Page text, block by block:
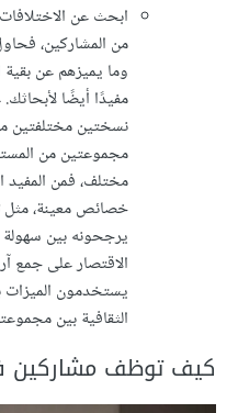
ابحث عن
من المشاركين،
وما يميزهم عن بقية
مفيدًا أيضًا
نسختين مختلفتين
مجموعتين من
مختلف، فمن المفيد
خصائص معينة، مثل
يرجحونه بين
الاقتصار على جمع
يستخدمون الميزات
الثقافية بين
كيف توظف مشاركين